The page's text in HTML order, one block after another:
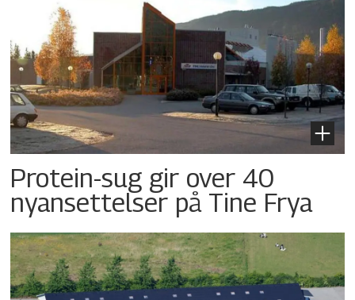
Protein-sug gir over 40
nyansettelser på Tine Frya